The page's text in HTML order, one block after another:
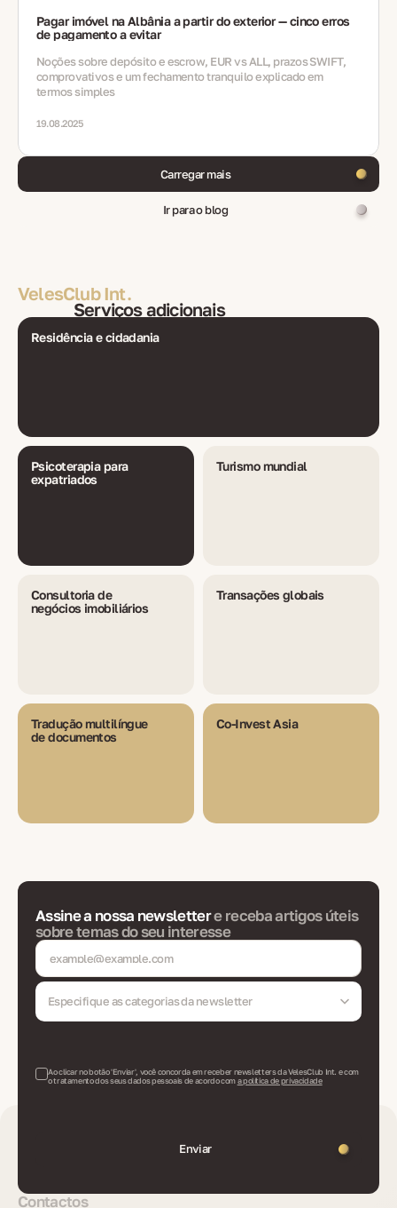
Pagar imóvel na Albânia a partir do exterior — cinco erros
de pagamento a evitar
Noções sobre depósito e escrow, EUR vs ALL, prazos SWIFT,
comprovativos e um fechamento tranquilo explicado em
termos simples
19.08.2025
Carregar mais
Ir para o blog
VelesClub Int.
Serviços adicionais
Residência e cidadania
Psicoterapia para
expatriados
Turismo mundial
Consultoria de
negócios imobiliários
Transações globais
Tradução multilíngue
de documentos
Co-Invest Asia
Assine a nossa newslettere receba artigos úteis
sobre temas do seu interesse
Especifique as categorias da newsletter
Ao clicar no botão 'Enviar', você concorda em receber newsletters da VelesClub Int. e com
o tratamento dos seus dados pessoais de acordo coma política de privacidade
Enviar
Contactos